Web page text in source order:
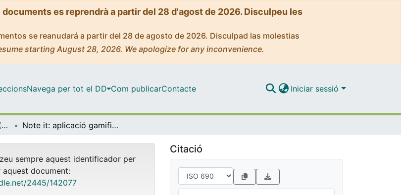
es reprendrà a partir del 28 d'agost de 2026. Disculpeu les
se reanudará a partir del 28 de agosto de 2026. Disculpad las molestias
starting August 28, 2026. We apologize for any inconvenience.
Navega per tot el DD Com publicarContacte Iniciar sessió
Treballs Finals de Grau (TFG) - Enginyeria Informàtica Note it: aplicació gamificada per la pràctica de dictats musicals
sempre aquest identificador per
document:
2445/142077
Citació